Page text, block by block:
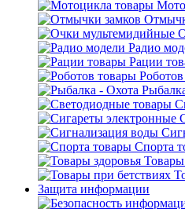
Радио
Рации
Спорта
Товары
Защита информации